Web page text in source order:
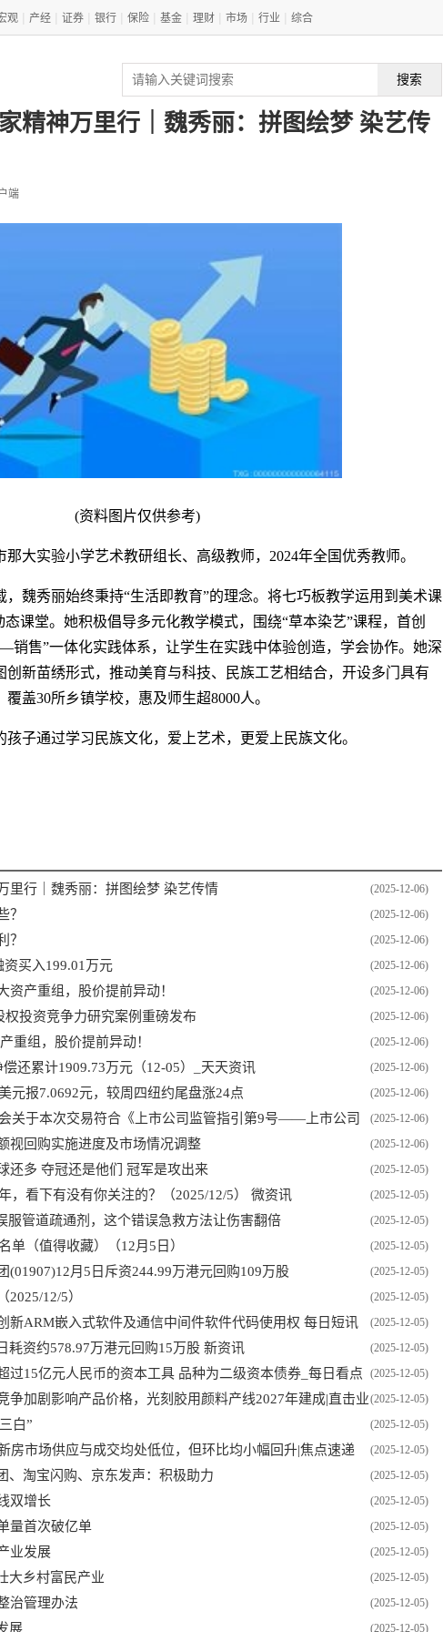
观 产经 证券 银行 保险 基金 理财 市场 行业 综合
搜索
精神万里行｜魏秀丽：拼图绘梦 染艺传
端
(资料图片仅供参考)
大实验小学艺术教研组长、高级教师，2024年全国优秀教师。
，魏秀丽始终秉持“生活即教育”的理念。将七巧板教学运用到美术课
课堂。她积极倡导多元化教学模式，围绕“草本染艺”课程，首创
售”一体化实践体系，让学生在实践中体验创造，学会协作。她深
创新苗绣形式，推动美育与科技、民族工艺相结合，开设多门具有
盖30所乡镇学校，惠及师生超8000人。
子通过学习民族文化，爱上艺术，更爱上民族文化。
(2025-12-06)
里行｜魏秀丽：拼图绘梦 染艺传情
(2025-12-06)
？
(2025-12-06)
？
(2025-12-06)
买入199.01万元
(2025-12-06)
资产重组，股价提前异动！
(2025-12-06)
权投资竞争力研究案例重磅发布
(2025-12-06)
重组，股价提前异动！
(2025-12-06)
还累计1909.73万元（12-05）_天天资讯
(2025-12-06)
元报7.0692元，较周四纽约尾盘涨24点
(2025-12-06)
关于本次交易符合《上市公司监管指引第9号——上市公司
的监管要求》第四条规定的说明 每日聚焦
(2025-12-06)
视回购实施进度及市场情况调整
(2025-12-05)
还多 夺冠还是他们 冠军是攻出来
(2025-12-05)
，看下有没有你关注的？（2025/12/5） 微资讯
(2025-12-05)
服管道疏通剂，这个错误急救方法让伤害翻倍
(2025-12-05)
单（值得收藏）（12月5日）
(2025-12-05)
(01907)12月5日斥资244.99万港元回购109万股
(2025-12-05)
12/5）
(2025-12-05)
新ARM嵌入式软件及通信中间件软件代码使用权 每日短讯
(2025-12-05)
耗资约578.97万港元回购15万股 新资讯
(2025-12-05)
过15亿元人民币的资本工具 品种为二级资本债券_每日看点
(2025-12-05)
争加剧影响产品价格，光刻胶用颜料产线2027年建成|直击业
(2025-12-05)
白”
(2025-12-05)
房市场供应与成交均处低位，但环比均小幅回升|焦点速递
(2025-12-05)
、淘宝闪购、京东发声：积极助力
(2025-12-05)
双增长
(2025-12-05)
量首次破亿单
(2025-12-05)
业发展
(2025-12-05)
大乡村富民产业
(2025-12-05)
治管理办法
(2025-12-05)
展